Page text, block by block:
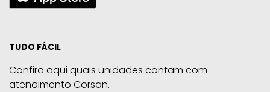
TUDO FÁCIL
Confira aqui quais unidades contam com
atendimento Corsan.